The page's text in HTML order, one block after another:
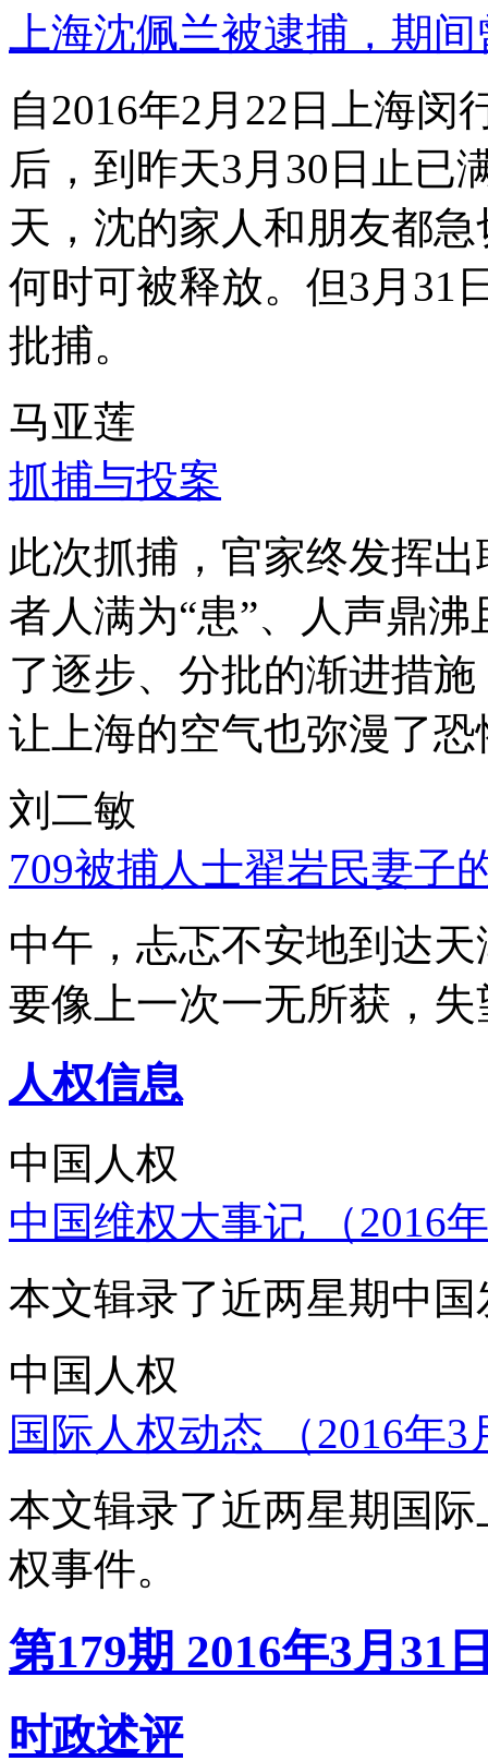
上海沈佩兰被逮捕，期
自2016年2月22日上海
后，到昨天3月30日止已
天，沈的家人和朋友都
何时可被释放。但3月31
批捕。
马亚莲
抓捕与投案
此次抓捕，官家终发挥
者人满为“患”、人声鼎
了逐步、分批的渐进措
让上海的空气也弥漫了
刘二敏
709被捕人士翟岩民妻子
中午，忐忑不安地到达
要像上一次一无所获，
人权信息
中国人权
中国维权大事记 （2016
本文辑录了近两星期中
中国人权
国际人权动态 （2016年
本文辑录了近两星期国
权事件。
第179期 2016年3月31
时政述评